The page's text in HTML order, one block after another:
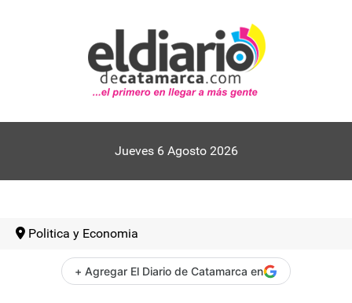
Jueves 6 Agosto 2026
Politica y Economia
+ Agregar El Diario de Catamarca en